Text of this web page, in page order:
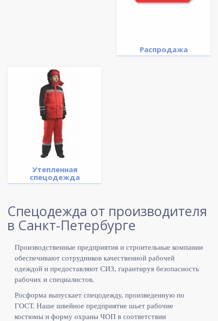
Распродажа
Утепленная
спецодежда
Спецодежда от производителя
в Санкт-Петербурге
Производственные предприятия и строительные компании
обеспечивают сотрудников качественной рабочей
одеждой и предоставляют СИЗ, гарантируя безопасность
рабочих и специалистов.
Росформа выпускает спецодежду, произведенную по
ГОСТ. Наше швейное предприятие шьет рабочие
костюмы и форму охраны ЧОП в соответствии